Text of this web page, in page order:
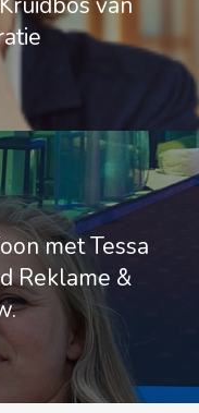
met Tessa
Reklame &